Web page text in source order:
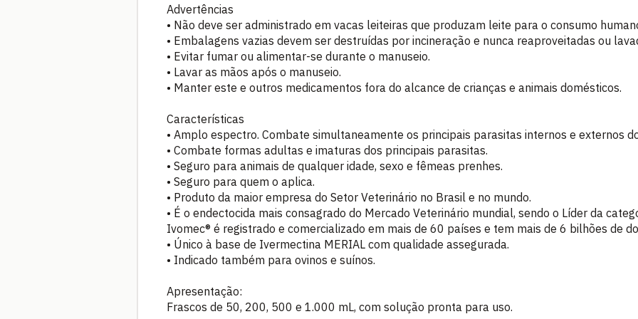
Advertências
• Não deve ser administrado em vacas leiteiras que produzam leite para o consumo
• Embalagens vazias devem ser destruídas por incineração e nunca reaproveitadas ou
• Evitar fumar ou alimentar-se durante o manuseio.
• Lavar as mãos após o manuseio.
• Manter este e outros medicamentos fora do alcance de crianças e animais domésticos.
Características
• Amplo espectro. Combate simultaneamente os principais parasitas internos e externos
• Combate formas adultas e imaturas dos principais parasitas.
• Seguro para animais de qualquer idade, sexo e fêmeas prenhes.
• Seguro para quem o aplica.
• Produto da maior empresa do Setor Veterinário no Brasil e no mundo.
• É o endectocida mais consagrado do Mercado Veterinário mundial, sendo o Líder da
Ivomec® é registrado e comercializado em mais de 60 países e tem mais de 6 bilhões de
• Único à base de Ivermectina MERIAL com qualidade assegurada.
• Indicado também para ovinos e suínos.
Apresentação:
Frascos de 50, 200, 500 e 1.000 mL, com solução pronta para uso.